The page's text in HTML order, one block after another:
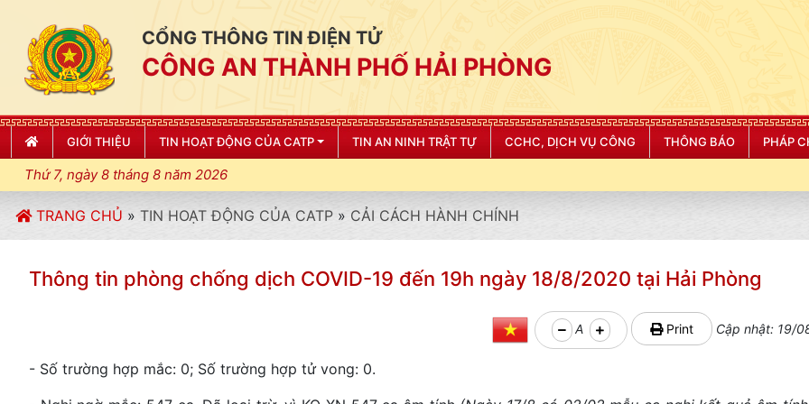
CỔNG THÔNG TIN ĐIỆN TỬ
CÔNG AN THÀNH PHỐ HẢI PHÒNG
GIỚI THIỆU TIN HOẠT ĐỘNG CỦA CATP TIN AN NINH TRẬT TỰ CCHC, DỊCH VỤ CÔNG THÔNG BÁO PHÁP
Thứ 7, ngày 8 tháng 8 năm 2026
TRANG CHỦ » TIN HOẠT ĐỘNG CỦA CATP » CẢI CÁCH HÀNH CHÍNH
Thông tin phòng chống dịch COVID-19 đến 19h ngày 18/8/2020 tại Hải Phòng
A Print Cập nhật: 19/
- Số trường hợp mắc: 0; Số trường hợp tử vong: 0.